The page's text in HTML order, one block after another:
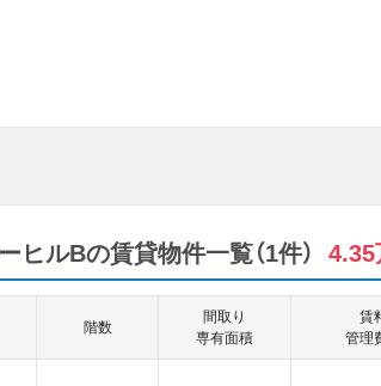
ヒルBの賃貸物件一覧（1件） 4.35
階数
間取り
専有面積
賃
管理